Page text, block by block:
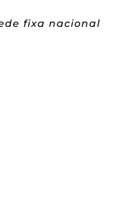
fixa nacional